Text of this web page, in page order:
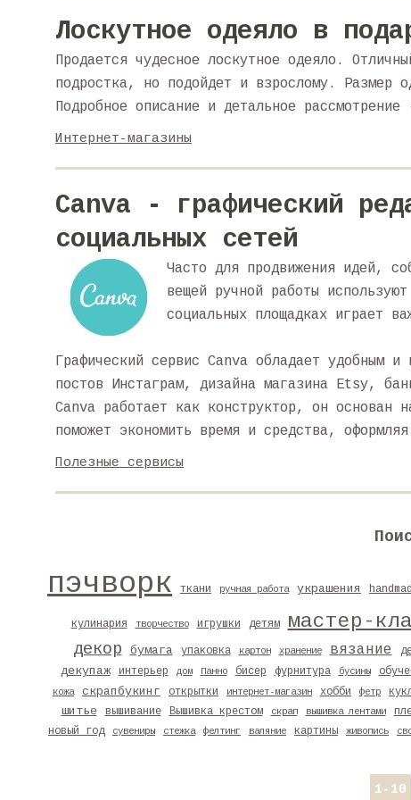
Лоскутное одеяло в
Продается чудесное лоскутное одеяло.
подростка, но подойдет и взрослому. Размер
Подробное описание и детальное
Интернет-магазины
Canva - графический
социальных сетей
Часто для продвижения идей,
вещей ручной работы
социальных площадках играет
Графический сервис Canva обладает удобным и
постов Инстаграм, дизайна магазина Etsy,
Canva работает как конструктор, он основан
поможет экономить время и средства,
Полезные сервисы
пэчворк ткани ручная работа украшения
кулинария творчество игрушки детям мастер-
декор бумага упаковка картон хранение вязание
декупаж интерьер дом Панно бисер фурнитура бусины
кожа
скрапбукинг открытки интернет-магазин хобби фетр
шитье
вышивание Вышивка крестом скрап вышивка лентами
новый год сувениры стежка фелтинг валяние картины живопись
1-10